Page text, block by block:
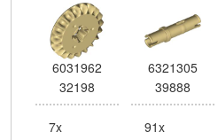
6031962
32198
6321305
39888
7x 91x